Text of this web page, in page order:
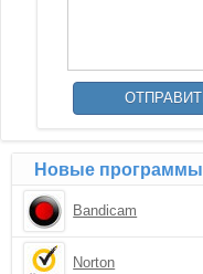
Новые программы
Bandicam
Norton